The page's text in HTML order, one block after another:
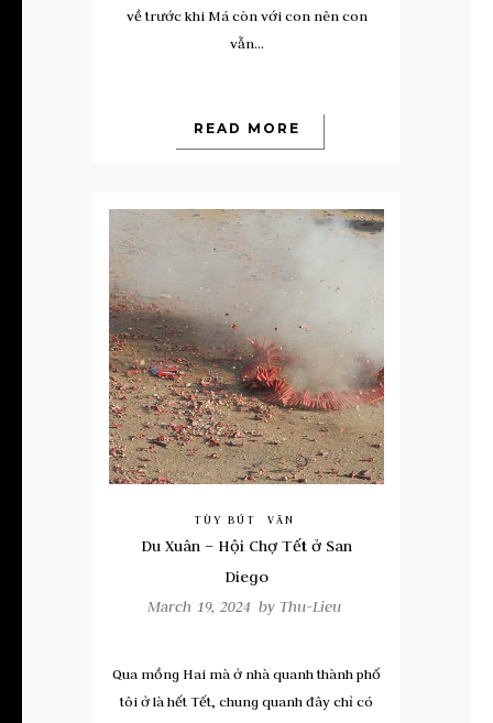
về trước khi Má còn với con nên con
vẫn...
READ MORE
TÙY BÚT VĂN
Du Xuân – Hội Chợ Tết ở San
Diego
March 19, 2024 by Thu-Lieu
Qua mồng Hai mà ở nhà quanh thành phố
tôi ở là hết Tết, chung quanh đây chỉ có